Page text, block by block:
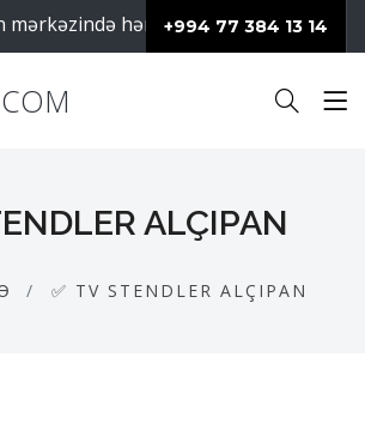
hər zaman müştərilərimiz
+994 77 384 13 14
ALÇIPAN
✅ TV STENDLER ALÇIPAN